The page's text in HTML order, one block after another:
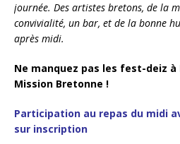
journée. Des artistes bretons, de la
convivialité, un bar, et de la bonne
après midi.
Ne manquez pas les fest-deiz
Mission Bretonne !
Participation au repas du midi
sur inscription